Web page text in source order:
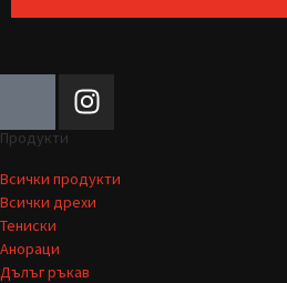
Продукти
Всички продукти
Всички дрехи
Тениски
Анораци
Дълъг ръкав